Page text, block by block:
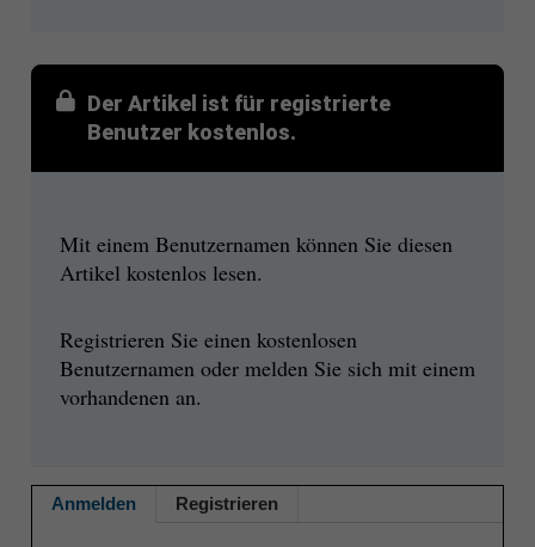
Der Artikel ist für registrierte
Benutzer kostenlos.
Mit einem Benutzernamen können Sie diesen
Artikel kostenlos lesen.
Registrieren Sie einen kostenlosen
Benutzernamen oder melden Sie sich mit einem
vorhandenen an.
Anmelden Registrieren